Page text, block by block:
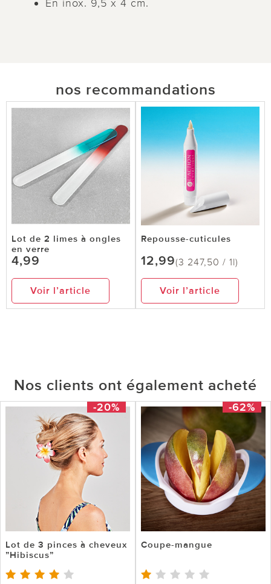
En inox. 9,5 x 4 cm.
nos recommandations
Lot de 2 limes à ongles
en verre
4,99
Voir l’article
Repousse-cuticules
12,99(3 247,50 / 1l)
Voir l’article
Nos clients ont également acheté
-20%
Lot de 3 pinces à cheveux
”Hibiscus”
-62%
Coupe-mangue